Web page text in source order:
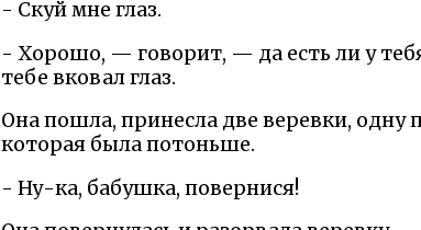
- Скуй мне глаз.
- Хорошо, — говорит, — да есть ли у
тебе вковал глаз.
Она пошла, принесла две веревки, одну
которая была потоньше.
- Ну-ка, бабушка, повернися!